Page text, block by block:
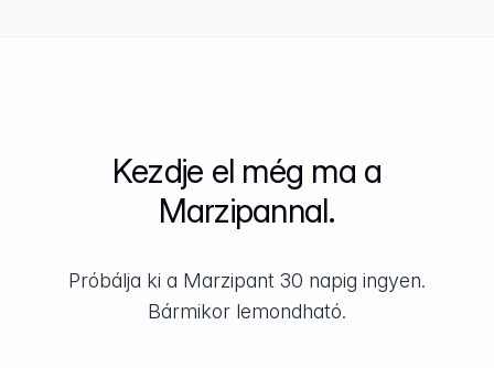
Kezdje el még ma a
Marzipannal.
Próbálja ki a Marzipant 30 napig ingyen.
Bármikor lemondható.